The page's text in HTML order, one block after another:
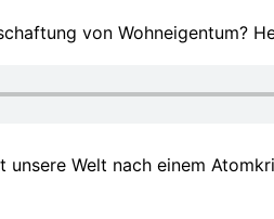
von Wohneigentum?
Welt nach einem